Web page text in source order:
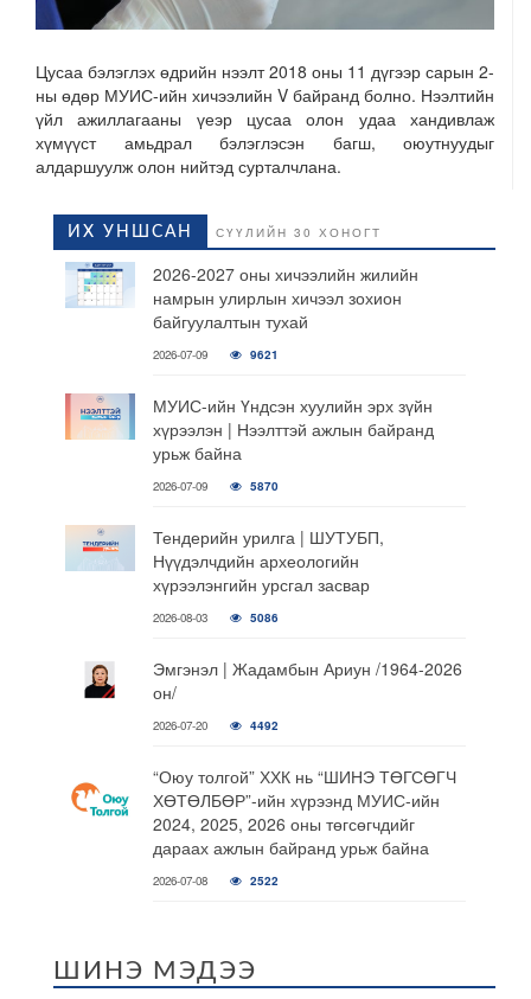
Цусаа бэлэглэх өдрийн нээлт 2018 оны 11 дүгээр сарын 2-
ны өдөр МУИС-ийн хичээлийн V байранд болно. Нээлтийн
үйл ажиллагааны үеэр цусаа олон удаа хандивлаж
хүмүүст амьдрал бэлэглэсэн багш, оюутнуудыг
алдаршуулж олон нийтэд сурталчлана.
ИХ УНШСАН СҮҮЛИЙН 30 ХОНОГТ
2026-2027 оны хичээлийн жилийн
намрын улирлын хичээл зохион
байгуулалтын тухай
2026-07-09 9621
МУИС-ийн Үндсэн хуулийн эрх зүйн
хүрээлэн | Нээлттэй ажлын байранд
урьж байна
2026-07-09 5870
Тендерийн урилга | ШУТУБП,
Нүүдэлчдийн археологийн
хүрээлэнгийн урсгал засвар
2026-08-03 5086
Эмгэнэл | Жадамбын Ариун /1964-2026
он/
2026-07-20 4492
“Оюу толгой” ХХК нь “ШИНЭ ТӨГСӨГЧ
ХӨТӨЛБӨР”-ийн хүрээнд МУИС-ийн
2024, 2025, 2026 оны төгсөгчдийг
дараах ажлын байранд урьж байна
2026-07-08 2522
ШИНЭ МЭДЭЭ